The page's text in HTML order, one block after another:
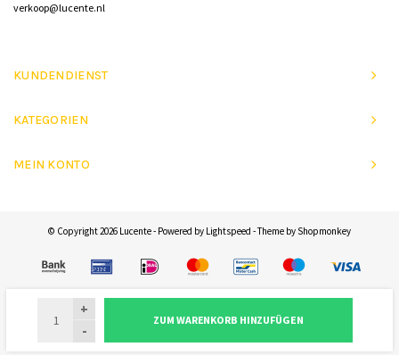
+
-
ZUM WARENKORB HINZUFÜGEN
verkoop@lucente.nl
KUNDENDIENST
KATEGORIEN
MEIN KONTO
© Copyright 2026 Lucente - Powered by Lightspeed - Theme by Shopmonkey